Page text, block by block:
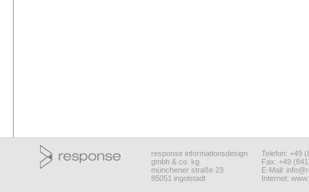
response informationsdesign
gmbh & co. kg
münchener straße 23
85051 ingolstadt
Telefon: +49
Fax: +49
E-Mail:
Internet: